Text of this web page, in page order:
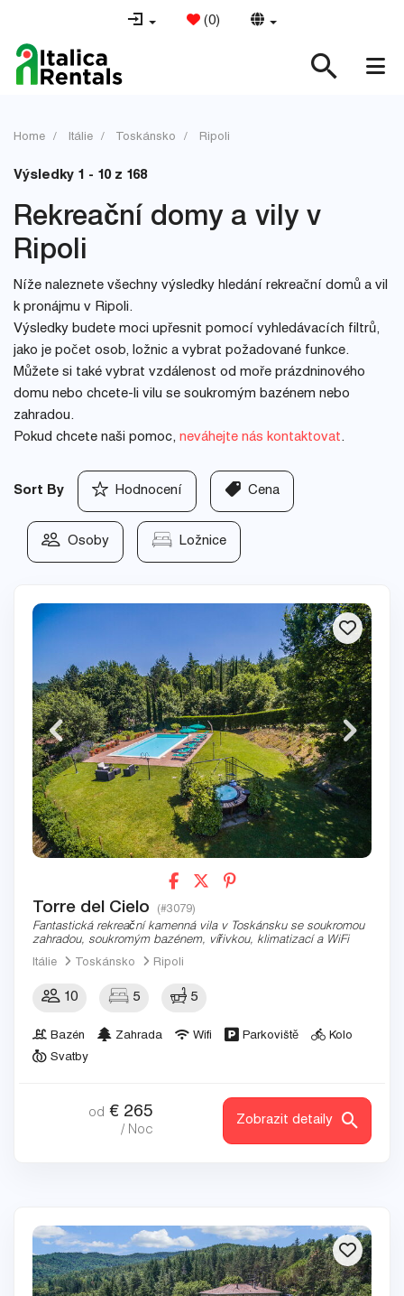
(0)
Home Itálie Toskánsko Ripoli
Výsledky 1 - 10 z 168
Rekreační domy a vily v
Ripoli
Níže naleznete všechny výsledky hledání rekreační domů a vil
k pronájmu v Ripoli.
Výsledky budete moci upřesnit pomocí vyhledávacích filtrů,
jako je počet osob, ložnic a vybrat požadované funkce.
Můžete si také vybrat vzdálenost od moře prázdninového
domu nebo chcete-li vilu se soukromým bazénem nebo
zahradou.
Pokud chcete naši pomoc, neváhejte nás kontaktovat.
Sort By Hodnocení Cena
Osoby Ložnice
Torre del Cielo (#3079)
Fantastická rekreační kamenná vila v Toskánsku se soukromou
zahradou, soukromým bazénem, vířivkou, klimatizací a WiFi
Itálie
Toskánsko Ripoli
10 5 5
Bazén Zahrada Wifi Parkoviště
Kolo
Svatby
od € 265
/ Noc
Zobrazit detaily